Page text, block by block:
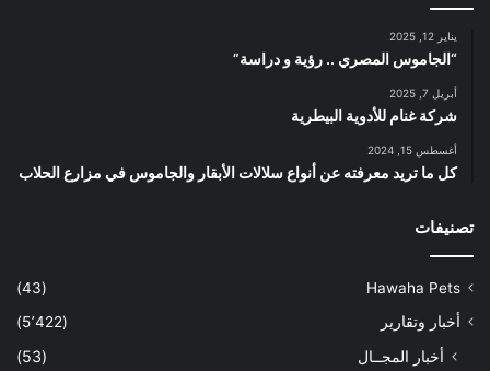
يناير 12, 2025
“الجاموس المصري .. رؤية و دراسة”
أبريل 7, 2025
شركة غنام للأدوية البيطرية
أغسطس 15, 2024
كل ما تريد معرفته عن أنواع سلالات الأبقار والجاموس في مزارع الحلاب
تصنيفات
Hawaha Pets
(43)
أخبار وتقارير
(5٬422)
أخبار المجــال
(53)